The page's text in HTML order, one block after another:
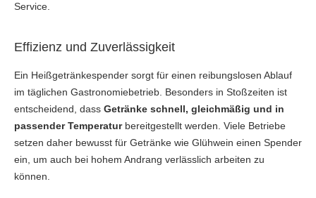
Service.
Effizienz und Zuverlässigkeit
Ein Heißgetränkespender sorgt für einen reibungslosen Ablauf
im täglichen Gastronomiebetrieb. Besonders in Stoßzeiten ist
entscheidend, dass Getränke schnell, gleichmäßig und in
passender Temperaturbereitgestellt werden. Viele Betriebe
setzen daher bewusst für Getränke wie Glühwein einen Spender
ein, um auch bei hohem Andrang verlässlich arbeiten zu
können.